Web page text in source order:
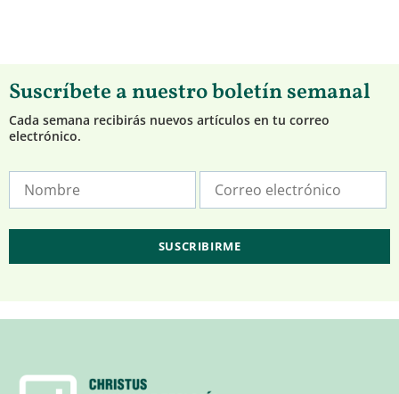
Suscríbete a nuestro boletín semanal
Cada semana recibirás nuevos artículos en tu correo
electrónico.